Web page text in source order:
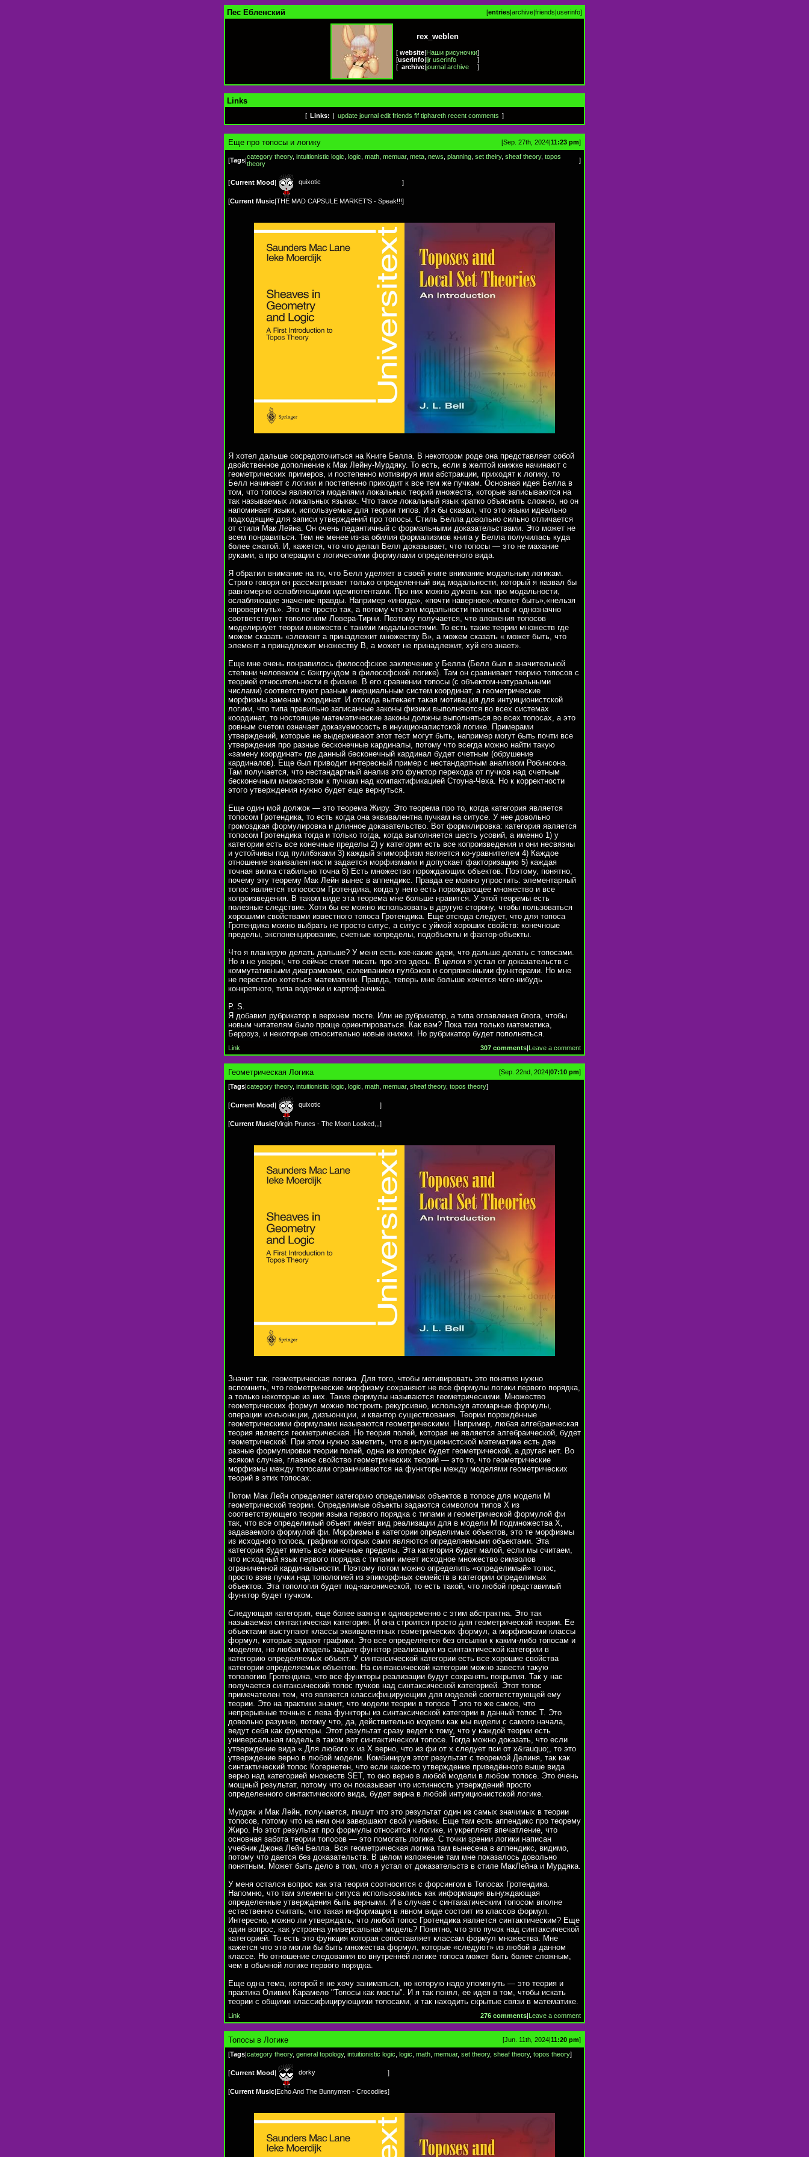
Пес Ебленский [entries|archive|friends|userinfo]
rex_weblen
[ website| Наши рисуночки]
[userinfo| ljr userinfo
]
[ archive| journal archive ]
Links
[ Links: update journal edit friends fif tiphareth recent comments ]
Еще про топосы и логику [Sep. 27th, 2024|11:23 pm]
[Tags|category theory, intuitionistic logic logic math memuar, meta news planning set theiry, sheaf theory, topos
theory
]
[Current Mood| quixotic ]
[Current Music|THE MAD CAPSULE MARKET'S - Speak!!!]
Я хотел дальше сосредоточиться на Книге Белла. В некотором роде она представляет собой
двойственное дополнение к Мак Лейну-Мурдяку. То есть, если в желтой книжке начинают с
геометрических примеров, и постепенно мотивируя ими абстракции, приходят к логику, то
Белл начинает с логики и постепенно приходит к все тем же пучкам. Основная идея Белла в
том, что топосы являются моделями локальных теорий множеств, которые записываются на
так называемых локальных языках. Что такое локальный язык кратко объяснить сложно, но он
напоминает языки, используемые для теории типов. И я бы сказал, что это языки идеально
подходящие для записи утверждений про топосы. Стиль Белла довольно сильно отличается
от стиля Мак Лейна. Он очень педантичный с формальными доказательствами. Это может не
всем понравиться. Тем не менее из-за обилия формализмов книга у Белла получилась куда
более сжатой. И, кажется, что что делал Белл доказывает, что топосы — это не махание
руками, а про операции с логическими формулами определенного вида.
Я обратил внимание на то, что Белл уделяет в своей книге внимание модальным логикам.
Строго говоря он рассматривает только определенный вид модальности, который я назвал бы
равномерно ослабляющими идемпотентами. Про них можно думать как про модальности,
ослабляющие значение правды. Например «иногда», «почти наверное»,«может быть»,«нельзя
опровергнуть». Это не просто так, а потому что эти модальности полностью и однозначно
соответствуют топологиям Ловера-Тирни. Поэтому получается, что вложения топосов
моделириует теории множеств с такими модальностями. То есть такие теории множеств где
можем сказать «элемент a принадлежит множеству В», а можем сказать « может быть, что
элемент a принадлежит множеству B, а может не принадлежит, хуй его знает».
Еще мне очень понравилось философское заключение у Белла (Белл был в значительной
степени человеком с бэкгрундом в философской логике). Там он сравнивает теорию топосов с
теорией относительности в физике. В его сравнении топосы (с объектом-натуральными
числами) соответствуют разным инерциальным систем координат, а геометрические
морфизмы заменам координат. И отсюда вытекает такая мотивация для интуиционистской
логики, что типа правильно записанные законы физики выполняются во всех системах
координат, то ностоящие математические законы должны выполняться во всех топосах, а это
ровным счетом означает доказуемосость в инуиционалистской логике. Примерами
утверждений, которые не выдерживают этот тест могут быть, например могут быть почти все
утверждения про разные бесконечные кардиналы, потому что всегда можно найти такую
«замену координат» где данный бесконечный кардинал будет счетным (обрушение
кардиналов). Еще был приводит интересный пример с нестандартным анализом Робинсона.
Там получается, что нестандартный анализ это функтор перехода от пучков над счетным
бесконечным множеством к пучкам над компактификацией Стоуна-Чеха. Но к корректности
этого утверждения нужно будет еще вернуться.
Еще один мой должок — это теорема Жиру. Это теорема про то, когда категория является
топосом Гротендика, то есть когда она эквивалентна пучкам на ситусе. У нее довольно
громоздкая формулировка и длинное доказательство. Вот формклировка: категория является
топосом Гротендика тогда и только тогда, когда выполняется шесть усовий, а именно 1) у
категории есть все конечные пределы 2) у категории есть все копроизведения и они несвязны
и устойчивы под пуллбэками 3) каждый эпиморфизм является ко-уравнителем 4) Каждое
отношение эквивалентности задается морфизмами и допускает факторизацию 5) каждая
точная вилка стабильно точна 6) Есть множество порождающих объектов. Поэтому, понятно,
почему эту теорему Мак Лейн вынес в аппендикс. Правда ее можно упростить: элементарный
топос является топососом Гротендика, когда у него есть порождающее множество и все
копроизведения. В таком виде эта теорема мне больше нравится. У этой теоремы есть
полезные следствие. Хотя бы ее можно использовать в другую сторону, чтобы пользоваться
хорошими свойствами известного топоса Гротендика. Еще отсюда следует, что для топоса
Гротендика можно выбрать не просто ситус, а ситус с уймой хороших свойств: конечноые
пределы, экспоненцирование, счетные копределы, подобъекты и фактор-объекты.
Что я планирую делать дальше? У меня есть кое-какие идеи, что дальше делать с топосами.
Но я не уверен, что сейчас стоит писать про это здесь. В целом я устал от доказательств с
коммутативными диаграммами, склеиванием пулбэков и сопряженными функторами. Но мне
не перестало хотеться математики. Правда, теперь мне больше хочется чего-нибудь
конкретного, типа водочки и картофанчика.
P. S.
Я добавил рубрикатор в верхнем посте. Или не рубрикатор, а типа оглавления блога, чтобы
новым читателям было проще ориентироваться. Как вам? Пока там только математика,
Берроуз, и некоторые относительно новые книжки. Но рубрикатор будет пополняться.
Link 307 comments|Leave a comment
Геометрическая Логика [Sep. 22nd, 2024|07:10 pm]
[Tags|category theory, intuitionistic logic logic math memuar, sheaf theory, topos theory]
[Current Mood| quixotic ]
[Current Music|Virgin Prunes - The Moon Looked,,, ]
Значит так, геометрическая логика. Для того, чтобы мотивировать это понятие нужно
вспомнить, что геометрические морфизму сохраняют не все формулы логики первого порядка,
а только некоторые из них. Такие формулы называются геометрическими. Множество
геометрических формул можно построить рекурсивно, используя атомарные формулы,
операции конъюнкции, дизъюнкции, и квантор существования. Теории порождённые
геометрическими формулами называются геометрическими. Например, любая алгебраическая
теория является геометрическая. Но теория полей, которая не является алгебраической, будет
геометрической. При этом нужно заметить, что в интуиционистской математике есть две
разные формулировки теории полей, одна из которых будет геометрической, а другая нет. Во
всяком случае, главное свойство геометрических теорий — это то, что геометрические
морфизмы между топосами ограничиваются на функторы между моделями геометрических
теорий в этих топосах.
Потом Мак Лейн определяет категорию определимых объектов в топосе для модели М
геометрической теории. Определимые объекты задаются символом типов X из
соответствующего теории языка первого порядка с типами и геометрической формулой фи
так, что все определимый объект имеет вид реализации для в модели M подмножества X,
задаваемого формулой фи. Морфизмы в категории определимых объектов, это те морфизмы
из исходного топоса, графики которых сами являются определяемыми объектами. Эта
категория будет иметь все конечные пределы. Эта категория будет малой, если мы считаем,
что исходный язык первого порядка с типами имеет исходное множество символов
ограниченной кардинальности. Поэтому потом можно определить «определимый» топос,
просто взяв пучки над топологией из эпиморфных семейств в категории определимых
объектов. Эта топология будет под-канонической, то есть такой, что любой представимый
функтор будет пучком.
Следующая категория, еще более важна и одновременно с этим абстрактна. Это так
называемая синтактическая категория. И она строится просто для геометрической теории. Ее
объектами выступают классы эквивалентных геометрических формул, а морфизмами классы
формул, которые задают графики. Это все определяется без отсылки к каким-либо топосам и
моделям, но любая модель задает функтор реализации из синтактической категории в
категорию определяемых объект. У синтаксической категории есть все хорошие свойства
категории определяемых объектов. На синтаксической категории можно завести такую
топологию Гротендика, что все функторы реализации будут сохранять покрытия. Так у нас
получается синтаксический топос пучков над синтаксической категорией. Этот топос
примечателен тем, что является классифицирующим для моделей соответствующей ему
теории. Это на практики значит, что модели теории в топосе Т это то же самое, что
непрерывные точные с лева функторы из синтаксической категории в данный топос T. Это
довольно разумно, потому что, да, действительно модели как мы видели с самого начала,
ведут себя как функторы. Этот результат сразу ведет к тому, что у каждой теории есть
универсальная модель в таком вот синтактическом топосе. Тогда можно доказать, что если
утверждение вида « Для любого x из X верно, что из фи от x следует пси от x&rauquo;, то это
утверждение верно в любой модели. Комбинируя этот результат с теоремой Делиня, так как
синтактический топос Когернетен, что если какое-то утверждение приведённого выше вида
верно над категорией множеств SET, то оно верно в любой модели в любом топосе. Это очень
мощный результат, потому что он показывает что истинность утверждений просто
определенного синтактического вида, будет верна в любой интуиционистской логике.
Мурдяк и Мак Лейн, получается, пишут что это результат один из самых значимых в теории
топосов, потому что на нем они завершают свой учебник. Еще там есть аппендикс про теорему
Жиро. Но этот результат про формулы относится к логике, и укрепляет впечатление, что
основная забота теории топосов — это помогать логике. С точки зрении логики написан
учебник Джона Лейн Белла. Вся геометрическая логика там вынесена в аппендикс, видимо,
потому что дается без доказательств. В целом изложение там мне показалось довольно
понятным. Может быть дело в том, что я устал от доказательств в стиле МакЛейна и Мурдяка.
У меня остался вопрос как эта теория соотносится с форсингом в Топосах Гротендика.
Напомню, что там элементы ситуса использовались как информация вынуждающая
определенные утверждения быть верными. И в случае с синтакатическим топосом вполне
естественно считать, что такая информация в явном виде состоит из классов формул.
Интересно, можно ли утверждать, что любой топос Гротендика является синтактическим? Еще
один вопрос, как устроена универсальная модель? Понятно, что это пучок над синтаксической
категорией. То есть это функция которая сопоставляет классам формул множества. Мне
кажется что это могли бы быть множества формул, которые «следуют» из любой в данном
классе. Но отношение следования во внутренней логике топоса может быть более сложным,
чем в обычной логике первого порядка.
Еще одна тема, которой я не хочу заниматься, но которую надо упомянуть — это теория и
практика Оливии Карамело "Топосы как мосты". И я так понял, ее идея в том, чтобы искать
теории с общими классифицирующими топосами, и так находить скрытые связи в математике.
Link 276 comments|Leave a comment
Топосы в Логике [Jun. 11th, 2024| 11:20 pm]
[Tags category theory, general topology, intuitionistic logic logic math memuar, set theory, sheaf theory, topos theory]
[Current Mood dorky ]
[Current Music Echo And The Bunnymen - Crocodiles]